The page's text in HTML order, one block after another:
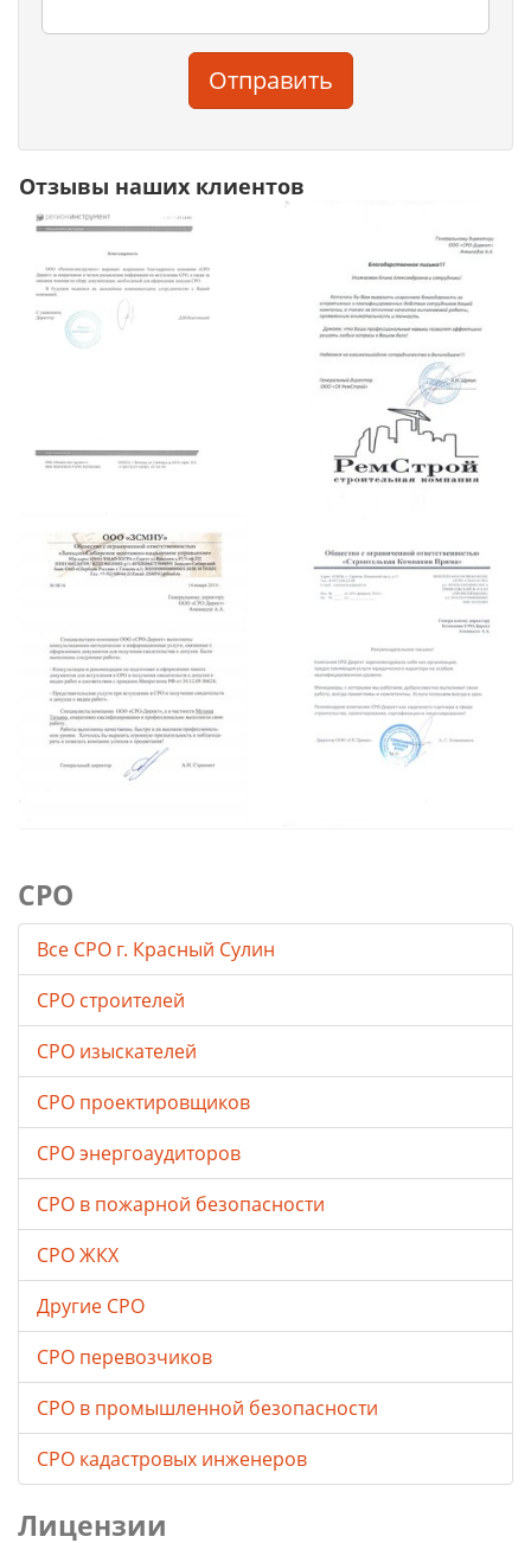
Отправить
Отзывы наших клиентов
СРО
Все СРО г. Красный Сулин
СРО строителей
СРО изыскателей
СРО проектировщиков
СРО энергоаудиторов
СРО в пожарной безопасности
СРО ЖКХ
Другие СРО
СРО перевозчиков
СРО в промышленной безопасности
СРО кадастровых инженеров
Лицензии